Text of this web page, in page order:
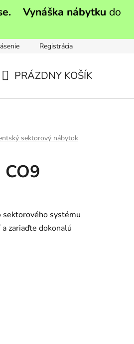
Vynáška nábytku do
Registrácia
PRÁZDNY KOŠÍK
sektorový nábytok
sektorového systému
zariaďte dokonalú